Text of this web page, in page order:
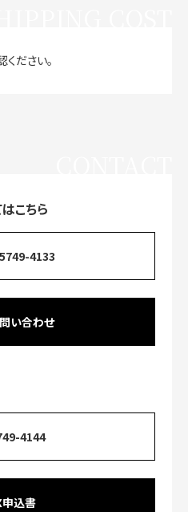
ください。
こちら
4133
い合わせ
4144
申込書